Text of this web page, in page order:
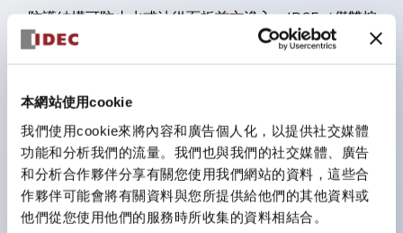
本網站使用cookie
我們使用cookie來將內容和廣告個人化，以提供社交媒體
功能和分析我們的流量。我們也與我們的社交媒體、廣告
和分析合作夥伴分享有關您使用我們網站的資料，這些合
作夥伴可能會將有關資料與您所提供給他們的其他資料或
他們從您使用他們的服務時所收集的資料相結合。
防護結構可防止水或油從面板前方滲入：IP65（僅雙按
鈕開關為 IP40）。
三種功能集結於一顆開關。
完整支援全球各地需求的多種電壓規格。
一顆 LED 燈泡即可呈現六種顏色（LSRD 燈泡）。以往
需分色管理的 LED 燈泡，如今可用單一顆燈泡呈現多種
顏色。